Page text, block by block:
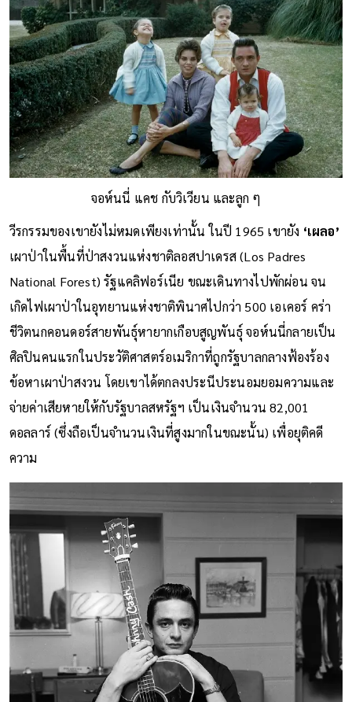
จอห์นนี่ แคช กับวิเวียน และลูก ๆ
วีรกรรมของเขายังไม่หมดเพียงเท่านั้น ในปี 1965 เขายัง‘เผลอ’
เผาป่าในพื้นที่ป่าสงวนแห่งชาติลอสปาเดรส (Los Padres
National Forest) รัฐแคลิฟอร์เนีย ขณะเดินทางไปพักผ่อน จน
เกิดไฟเผาป่าในอุทยานแห่งชาติพินาศไปกว่า 500 เอเคอร์ คร่า
ชีวิตนกคอนดอร์สายพันธุ์หายากเกือบสูญพันธุ์ จอห์นนี่กลายเป็น
ศิลปินคนแรกในประวัติศาสตร์อเมริกาที่ถูกรัฐบาลกลางฟ้องร้อง
ข้อหาเผาป่าสงวน โดยเขาได้ตกลงประนีประนอมยอมความและ
จ่ายค่าเสียหายให้กับรัฐบาลสหรัฐฯ เป็นเงินจำนวน 82,001
ดอลลาร์ (ซึ่งถือเป็นจำนวนเงินที่สูงมากในขณะนั้น) เพื่อยุติคดี